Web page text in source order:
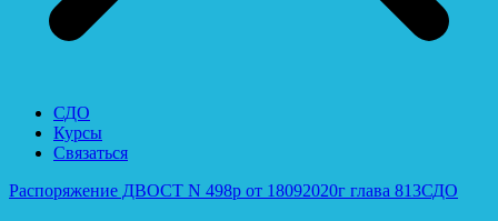
СДО
Курсы
Связаться
Распоряжение ДВОСТ N 498р от 18092020г глава 813СДО